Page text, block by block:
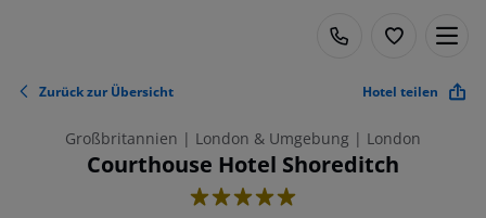
Zurück zur Übersicht Hotel teilen
Großbritannien | London & Umgebung | London
Courthouse Hotel Shoreditch
5